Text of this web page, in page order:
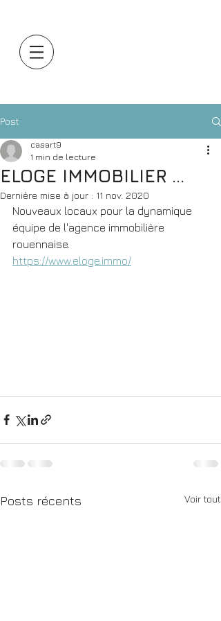
Post
ELOGE IMMOBILIER ...
casart9
1 min de lecture
Dernière mise à jour : 11 nov. 2020
Nouveaux locaux pour la dynamique
équipe de l'agence immobilière
rouennaise.
https://www.eloge.immo/
Posts récents Voir tout